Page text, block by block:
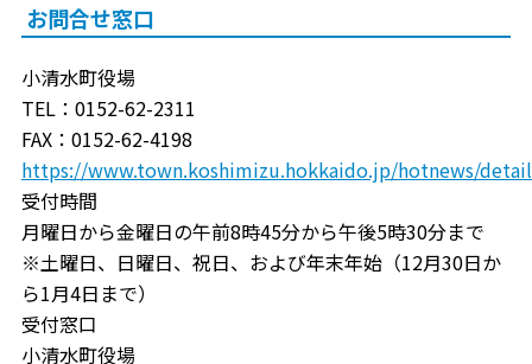
お問合せ窓口
小清水町役場
TEL：0152-62-2311
FAX：0152-62-4198
https://www.town.koshimizu.hokkaido.jp/hotnews/
受付時間
月曜日から金曜日の午前8時45分から午後5時30分まで
※土曜日、日曜日、祝日、および年末年始（12月30日か
ら1月4日まで）
受付窓口
小清水町役場